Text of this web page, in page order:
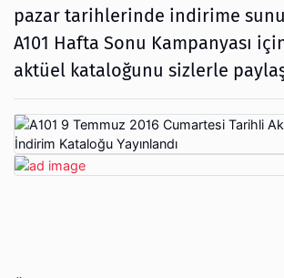
pazar tarihlerinde indirime
A101 Hafta Sonu Kampanyası
aktüel kataloğunu sizlerle